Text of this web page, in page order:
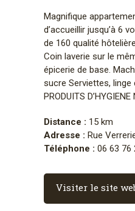
Magnifique
d’accueillir jusqu’à 6
de 160 qualité
Coin laverie sur le
épicerie de base.
sucre Serviettes,
PRODUITS
Distance : 15 km
Adresse : Rue
Téléphone : 06 63 76
Visiter le site